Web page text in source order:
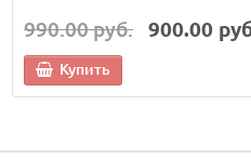
5490.00 руб.
4790.00 руб.
Купить
990.00 руб. 900.00
Купить